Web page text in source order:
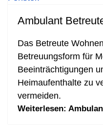
Ambulant
Das Betreute
Betreuungsform für
Beeinträchtigungen
Heimaufenthalte zu
vermeiden.
Weiterlesen: